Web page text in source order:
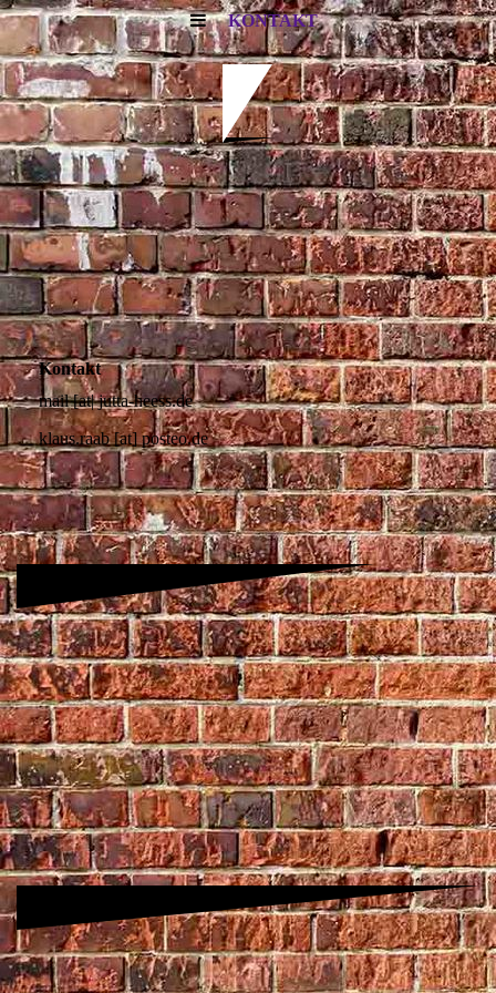
KONTAKT
Kontakt
mail [at| jutta-heess.de
klaus.raab [at] posteo.de